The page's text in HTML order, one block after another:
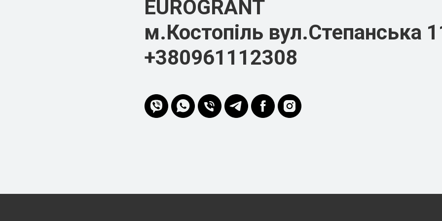
EUROGRANT
м.Костопіль вул.Степанська
+380961112308